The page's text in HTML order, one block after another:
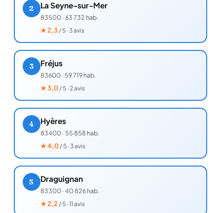
2 La Seyne-sur-Mer
83500·63 732 hab.
★2,3/ 5 · 3 avis
3 Fréjus
83600· 59 719 hab.
★3,0/ 5 · 2 avis
4 Hyères
83400· 55 858 hab.
★4,0/ 5 · 3 avis
5 Draguignan
83300·40 826 hab.
★2,2 / 5 · 11 avis